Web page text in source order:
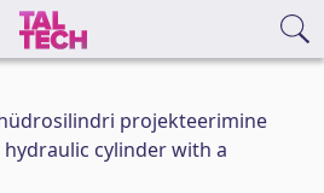
projekteerimine
cylinder with a